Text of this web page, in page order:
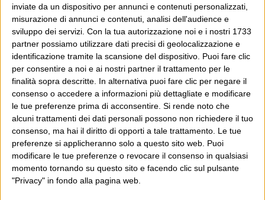
inviate da un dispositivo per annunci e contenuti personalizzati,
misurazione di annunci e contenuti, analisi dell'audience e
sviluppo dei servizi. Con la tua autorizzazione noi e i nostri 1733
partner possiamo utilizzare dati precisi di geolocalizzazione e
identificazione tramite la scansione del dispositivo. Puoi fare clic
per consentire a noi e ai nostri partner il trattamento per le
finalità sopra descritte. In alternativa puoi fare clic per negare il
consenso o accedere a informazioni più dettagliate e modificare
le tue preferenze prima di acconsentire. Si rende noto che
alcuni trattamenti dei dati personali possono non richiedere il tuo
consenso, ma hai il diritto di opporti a tale trattamento. Le tue
preferenze si applicheranno solo a questo sito web. Puoi
modificare le tue preferenze o revocare il consenso in qualsiasi
momento tornando su questo sito e facendo clic sul pulsante
"Privacy" in fondo alla pagina web.
con cui scrivere un romanzo che si chiama “I versetti
satanici” dev’essere solo e soltanto la nostra capacità di
capire se sia giusto o no, se sia offensivo o no: e se non
lo faremo sarà perché abbiamo pensato che fosse meglio
non farlo. Ma non per paura di essere ammazzati
Dove sei?
Wittgenstein è il blog di Luca Sofri, il fondatore e
direttore editoriale del giornale online il Post. Forse
sei qui perché conosci già il Post, o forse sei